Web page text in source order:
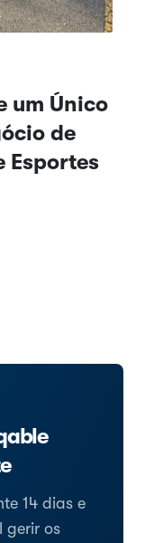
um Único
de
Esportes
14 dias e
gerir os